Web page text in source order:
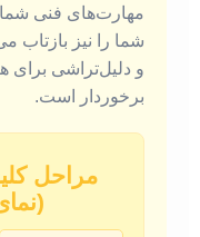
مهارت‌های فنی
شما را نیز بازتاب
و دلیل‌تراشی برای
برخوردار است.
مراحل